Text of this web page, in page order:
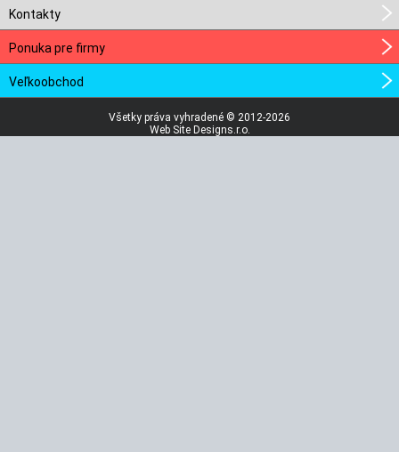
Kontakty
Ponuka pre firmy
Veľkoobchod
Všetky práva vyhradené © 2012-2026
Web Site Designs.r.o.